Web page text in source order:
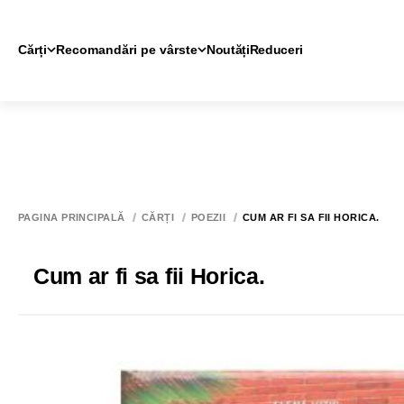
Cărți Recomandări pe vârste NoutățiReduceri
PAGINA PRINCIPALĂ CĂRȚI POEZII CUM AR FI SA FII HORICA.
Cum ar fi sa fii Horica.